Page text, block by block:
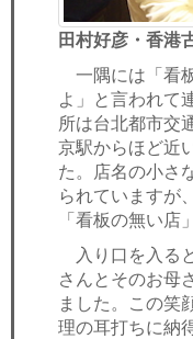
田村好彦・香港
一隅には「看
よ」と言われて
所は台北都市交
京駅からほど近
た。店名の小さ
られていますが
「看板の無い店
入り口を入る
さんとそのお母
ました。この笑
理の耳打ちに納